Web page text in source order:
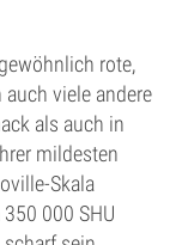
rote,
viele andere
als auch in
mildesten
Skala
000 SHU